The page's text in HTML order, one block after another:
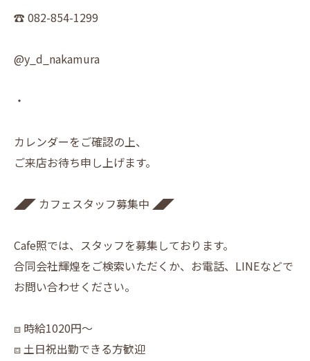
☎︎ 082-854-1299
@y_d_nakamura
・
カレンダーをご確認の上、
ご来店お待ち申し上げます。
◢◤ カフェスタッフ募集中 ◢◤
Cafe照では、スタッフを募集しております。
合同会社輝煌をご検索いただくか、お電話、LINEなどで
お問い合わせください。
⧈ 時給1020円〜
⧈ 土日祝出勤できる方歓迎